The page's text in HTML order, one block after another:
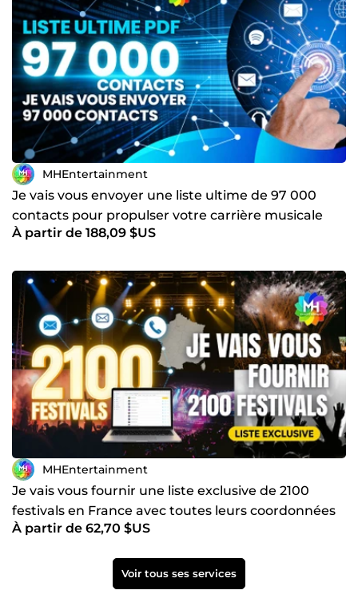
MHEntertainment
Je vais vous envoyer une liste ultime de 97 000
contacts pour propulser votre carrière musicale
À partir de 188,09 $US
MHEntertainment
Je vais vous fournir une liste exclusive de 2100
festivals en France avec toutes leurs coordonnées
À partir de 62,70 $US
Voir tous ses services